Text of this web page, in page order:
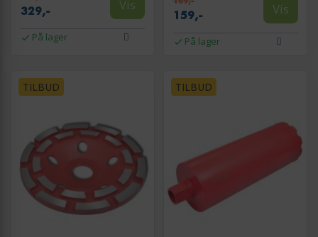
329,- Vis
På lager
159,- Vis
På lager
TILBUD TILBUD